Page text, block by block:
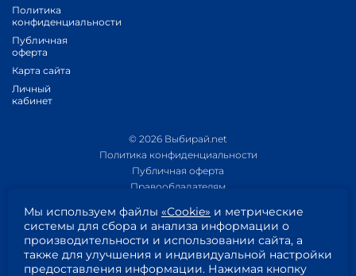
Политика
конфиденциальности
Публичная
оферта
Карта сайта
Личный
кабинет
© 2026 Выбирай.net
Политика конфиденциальности
Публичная оферта
Правообладателям
Приложение 1
Приложение 2
Согласие на обработку персональных данных
Пользовательское соглашение
Мы используем файлы «Cookie» и метрические
системы для сбора и анализа информации о
производительности и использовании сайта, а
также для улучшения и индивидуальной настройки
предоставления информации. Нажимая кнопку